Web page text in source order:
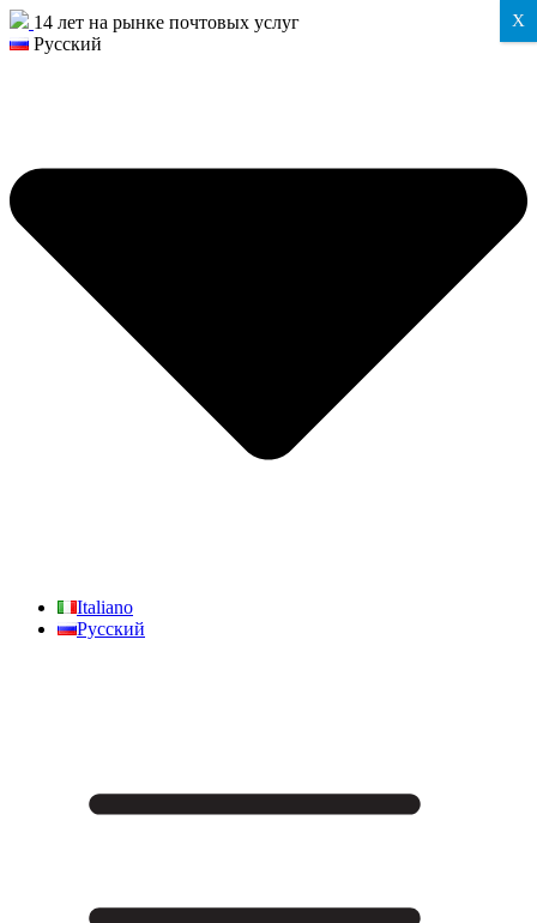
14 лет на рынке почтовых услуг
Русский
Italiano
Русский
X